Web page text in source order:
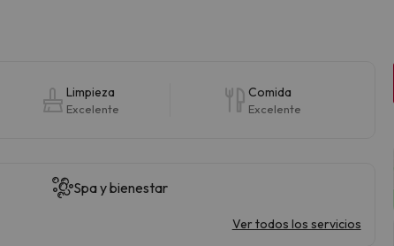
Limpieza
Excelente
Comida
Excelente
Spa y bienestar
Ver todos los servicios